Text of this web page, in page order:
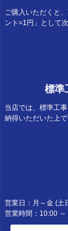
ご購入いただくと
ント=1円」として
標準
当店では、標準工
納得いただいた上
営業日：月～金 (土
営業時間：10:00